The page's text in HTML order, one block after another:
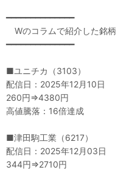
━━━━━━━━━━━━━━
Wのコラムで紹介した銘柄
━━━━━━━━━━━━━━
■ユニチカ（3103）
配信日：2025年12月10日
260円⇒4380円
高値騰落：16倍達成
■津田駒工業（6217）
配信日：2025年12月03日
344円⇒2710円